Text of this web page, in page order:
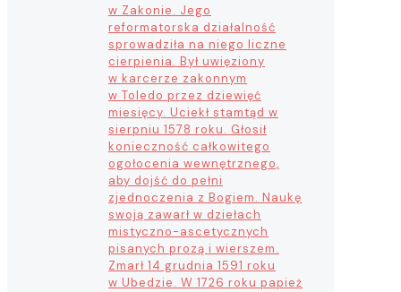
w Zakonie. Jego
reformatorska działalność
sprowadziła na niego liczne
cierpienia. Był uwięziony
w karcerze zakonnym
w Toledo przez dziewięć
miesięcy. Uciekł stamtąd w
sierpniu 1578 roku. Głosił
konieczność całkowitego
ogołocenia wewnętrznego,
aby dojść do pełni
zjednoczenia z Bogiem. Naukę
swoją zawarł w dziełach
mistyczno-ascetycznych
pisanych prozą i wierszem.
Zmarł 14 grudnia 1591 roku
w Ubedzie. W 1726 roku papież